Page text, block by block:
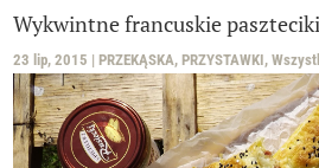
Wykwintne francuskie paszteciki
23 lip, 2015 |PRZEKĄSKA,PRZYSTAWKI,